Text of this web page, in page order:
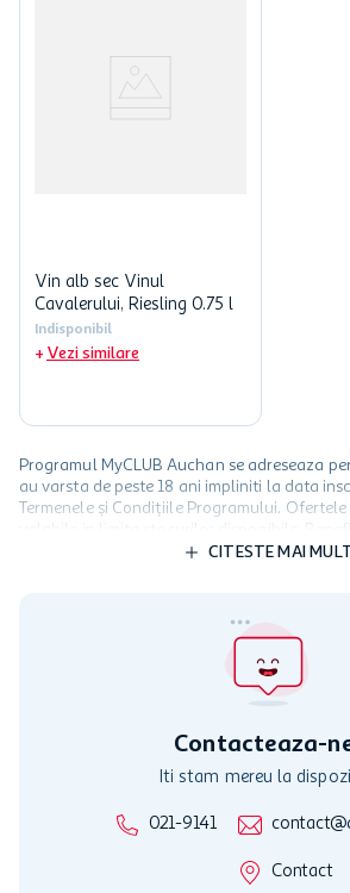
Vin alb sec Vinul
Cavalerului, Riesling 0.75 l
Indisponibil
Vezi similare
Programul MyCLUB Auchan se adreseaza
au varsta de peste 18 ani impliniti la data
Termenele și Condițiile Programului.
limita a 12 unitati / card client o singura
activitati in afara celor mentionate in
nu raspunde pentru imposibilitatea utilizarii
care aceste este suspendat sau in perioada
CITESTE MAI
Contacteaza-
Iti stam mereu la
021-9141
Contact